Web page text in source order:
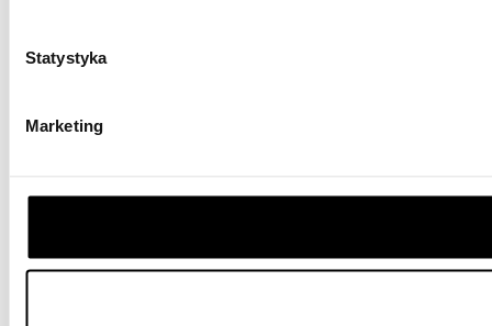
Statystyka
Marketing